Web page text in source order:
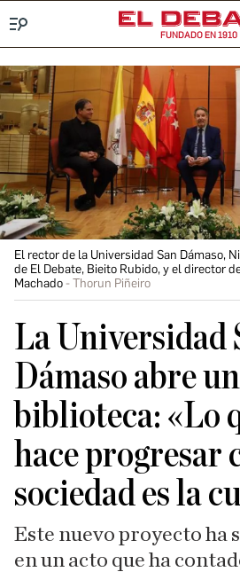
FUNDADO EN 1910
El rector de la Universidad San Dámaso,
de El Debate, Bieito Rubido, y el director
Machado
Thorun Piñeiro
La Universidad
Dámaso abre
biblioteca: «Lo
hace progresar
sociedad es la
Este nuevo proyecto ha
en un acto que ha